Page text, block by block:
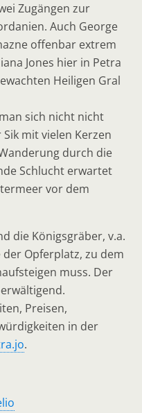
Zugängen zur
Auch George
offenbar extrem
Jones hier in Petra
Heiligen Gral
sich nicht nicht
mit vielen Kerzen
durch die
Schlucht erwartet
vor dem
die Königsgräber, v.a.
der Opferplatz, zu dem
muss. Der
Preisen,
in der
.